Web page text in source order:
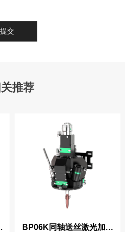
提交
推荐
BP06K同轴送丝激光加工